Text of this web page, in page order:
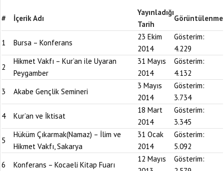
# İçerik Adı
Yayınladığı
Tarih
Görüntülenme
1 Bursa – Konferans
23 Ekim
2014
Gösterim:
4.229
2
Hikmet Vakfı – Kur’an ile Uyaran
Peygamber
31 Mayıs
2014
Gösterim:
4.132
3
Akabe Gençlik Semineri
3 Mayıs
2014
Gösterim:
3.734
4
Kur’an ve İktisat
18 Mart
2014
Gösterim:
3.345
5
Hüküm Çıkarmak(Namaz) – İlim ve
Hikmet Vakfı, Sakarya
31 Ocak
2014
Gösterim:
5.092
6
Konferans – Kocaeli Kitap Fuarı
12 Mayıs
Gösterim: